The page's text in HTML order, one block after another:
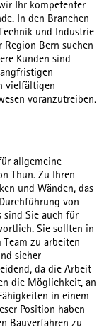
Ihr kompetenter
In den Branchen
und Industrie
Region Bern suchen
Kunden sind
vielfältigen
voranzutreiben.
allgemeine
Thun. Zu Ihren
und Wänden, das
von
sind Sie auch für
Sie sollten in
zu arbeiten
sicher
da die Arbeit
die Möglichkeit, an
in einem
Position haben
Bauverfahren zu